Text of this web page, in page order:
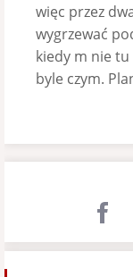
więc przez
wygrzewać
kiedy m nie tu
byle czym.